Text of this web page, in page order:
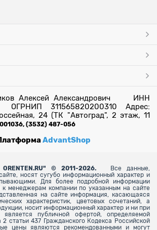
Алексей Александрович ИНН
ОГРНИП 311565820200310 Адрес:
24 (ТК "Автоград", 2 этаж, 11
(3532) 487-056
AdvantShop
ORENTEN.RU" © 2011-2026.
Все данные,
носят сугубо информационный характер и
Для более подробной информации
к менеджерам компании по указанным на сайте
на сайте информация, касающаяся
характеристик, цветовых сочетаний, а
носит информационный характер и ни при
публичной офертой, определяемой
статьи 437 Гражданского Кодекса Российской
цены являются рекомендованными и могут